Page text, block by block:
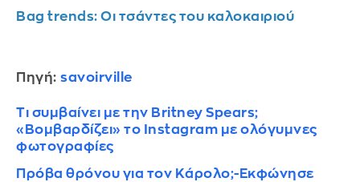
Bag trends: Οι τσάντες του καλοκαιριού
Πηγή: savoirville
Τι συμβαίνει με την Britney Spears;
«Βομβαρδίζει» το Instagram με ολόγυμνες
φωτογραφίες
Πρόβα θρόνου για τον Κάρολο;-Εκφώνησε